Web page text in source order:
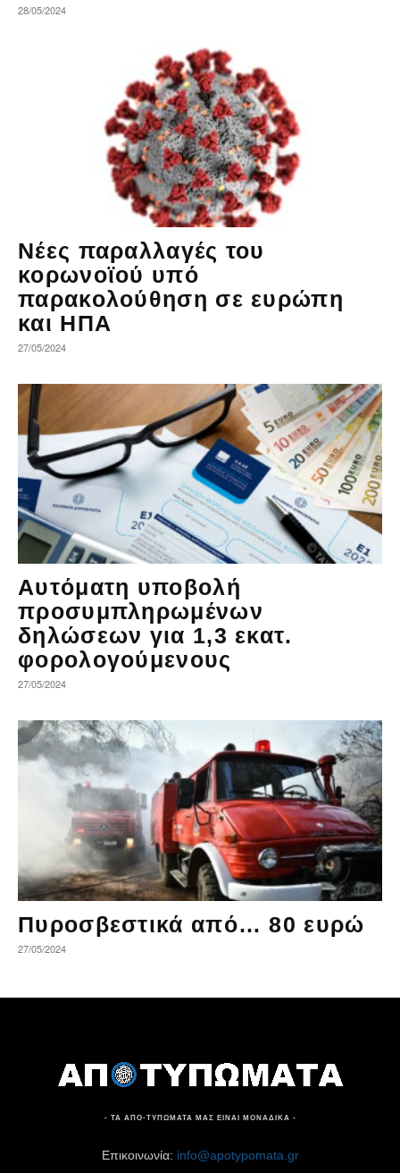
28/05/2024
Νέες παραλλαγές του
κορωνοϊού υπό
παρακολούθηση σε ευρώπη
και ΗΠΑ
27/05/2024
Αυτόματη υποβολή
προσυμπληρωμένων
δηλώσεων για 1,3 εκατ.
φορολογούμενους
27/05/2024
Πυροσβεστικά από… 80 ευρώ
27/05/2024
- ΤΑ ΑΠΟ-ΤΥΠΩΜΑΤΑ ΜΑΣ ΕΙΝΑΙ ΜΟΝΑΔΙΚΑ -
Επικοινωνία: info@apotypomata.gr